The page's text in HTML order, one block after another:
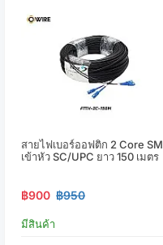
สายไฟเบอร์ออฟติก 2 Core SM
เข้าหัว SC/UPC ยาว 150 เมตร
฿900 ฿950
มีสินค้า